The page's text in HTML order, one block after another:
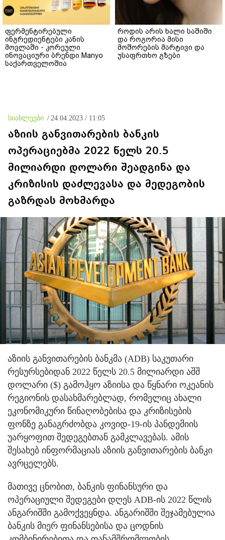
ფერმენტირებული
ინგრედიენტები კანის
მოვლაში - კორეული
ინოვაციური ბრენდი Manyo
საქართველოშია
როდის არის ხალი საშიში
და როგორია მისი
მოშორების მარტივი და
უსაფრთხო გზები
სიახლეები / 24.04.2023 / 11:05
აზიის განვითარების ბანკის
ოპერაციებმა 2022 წელს 20.5
მილიარდი დოლარი შეადგინა და
კრიზისის დაძლევასა და მედეგობის
გაზრდას მოხმარდა
აზიის განვითარების ბანკმა (ADB) საკუთარი
რესურსებიდან 2022 წელს 20.5 მილიარდი აშშ
დოლარი ($) გამოჰყო აზიისა და წყნარი ოკეანის
რეგიონის დასახმარებლად, რომელიც ახალი
ეკონომიკური წინაღობებისა და კრიზისების
ფონზე განაგრძობდა კოვიდ-19-ის პანდემიის
უარყოფით შედეგებთან გამკლავებას. ამის
შესახებ ინფორმაციას აზიის განვითარების ბანკი
ავრცელებს.
მათივე ცნობით, ბანკის ფინანსური და
ოპერაციული შედეგები დღეს ADB-ის 2022 წლის
ანგარიშში გამოქვეყნდა. ანგარიშში შეჯამებულია
ბანკის მიერ ფინანსებისა და ცოდნის